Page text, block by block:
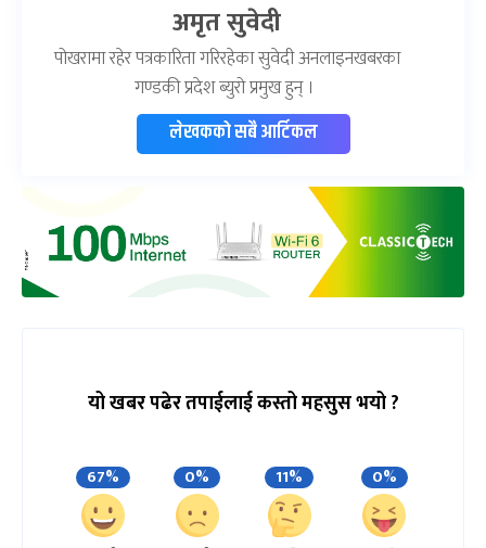
अमृत सुवेदी
पोखरामा रहेर पत्रकारिता गरिरहेका सुवेदी अनलाइनखबरका
गण्डकी प्रदेश ब्युरो प्रमुख हुन् ।
लेखकको सबै आर्टिकल
यो खबर पढेर तपाईलाई कस्तो महसुस भयो ?
67% 0% 11% 0%